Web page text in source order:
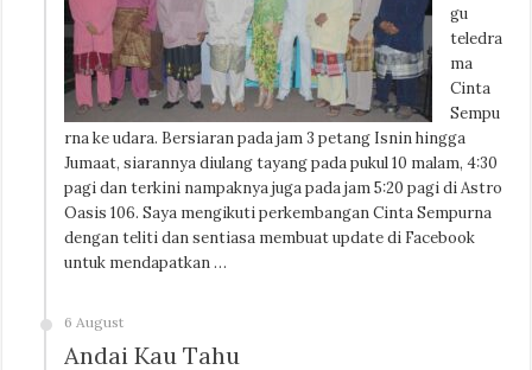
gu
teledra
ma
Cinta
Sempu
rna ke udara. Bersiaran pada jam 3 petang Isnin hingga
Jumaat, siarannya diulang tayang pada pukul 10 malam, 4:30
pagi dan terkini nampaknya juga pada jam 5:20 pagi di Astro
Oasis 106. Saya mengikuti perkembangan Cinta Sempurna
dengan teliti dan sentiasa membuat update di Facebook
untuk mendapatkan …
6 August
Andai Kau Tahu